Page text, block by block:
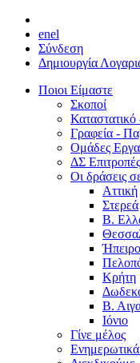
enel
Σύνδεση
Δημιουργία
Ποιοι Είμαστε
Σκοποί
Γραφεία -
Ομάδες
ΔΣ Επιτροπές
Οι δράσεις
Αττική
Στερεά
Β.
Κρήτη
Β.
Ιόνιο
Γίνε μέλος
Ενημερωτικά